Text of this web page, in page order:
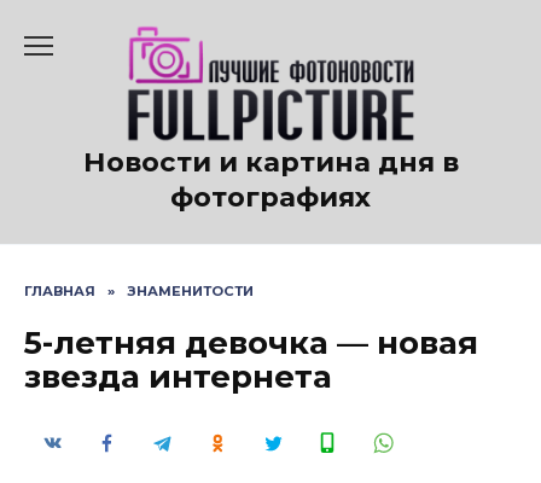
содержанию
Новости и картина дня в
фотографиях
ГЛАВНАЯ » ЗНАМЕНИТОСТИ
5-летняя девочка — новая
звезда интернета